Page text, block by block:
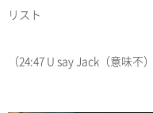
リスト
（24:47 U say Jack（意味